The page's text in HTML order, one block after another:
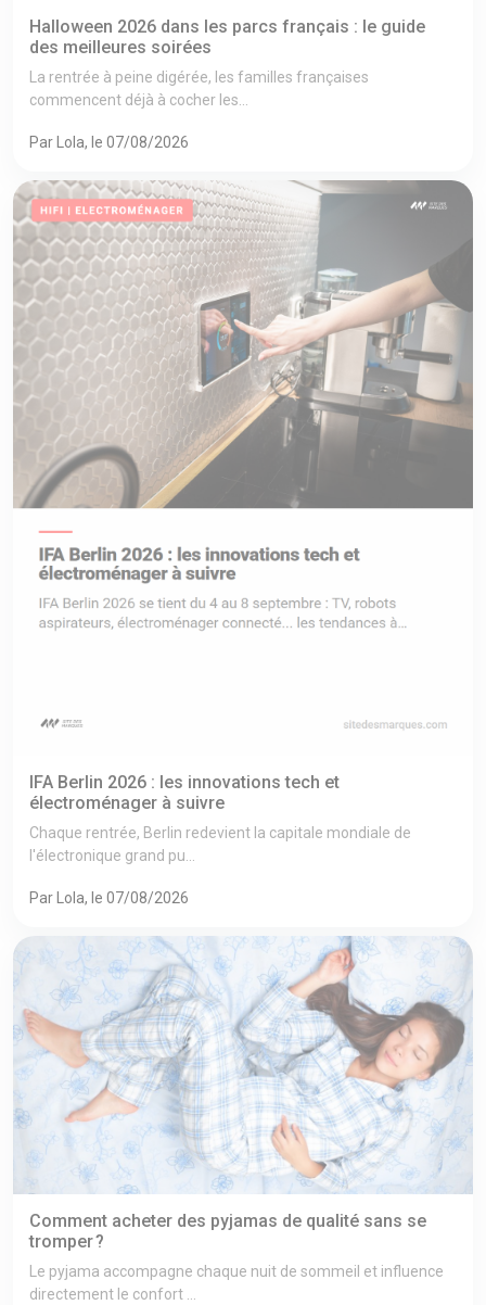
Halloween 2026 dans les parcs français : le guide
des meilleures soirées
La rentrée à peine digérée, les familles françaises
commencent déjà à cocher les...
Par Lola, le 07/08/2026
IFA Berlin 2026 : les innovations tech et
électroménager à suivre
Chaque rentrée, Berlin redevient la capitale mondiale de
l'électronique grand pu...
Par Lola, le 07/08/2026
Comment acheter des pyjamas de qualité sans se
tromper ?
Le pyjama accompagne chaque nuit de sommeil et influence
directement le confort ...